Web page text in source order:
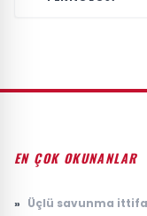
EN ÇOK OKUNANLAR
» Üçlü savunma